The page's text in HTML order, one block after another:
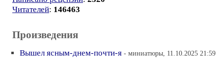
Читателей: 146463
Произведения
Вышел ясным-днем-почти-я - миниатюры, 11.10.2025 21:59